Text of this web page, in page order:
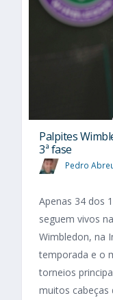
Palpites
3ª fase
Pedro
Apenas 34 dos
seguem vivos
Wimbledon, na
temporada e o
torneios
muitos cabeças